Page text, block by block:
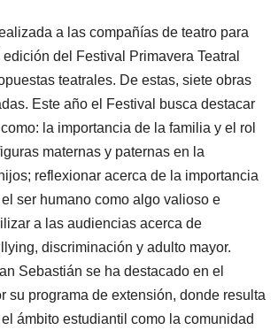
a las compañías de teatro para
del Festival Primavera Teatral
teatrales. De estas, siete obras
Este año el Festival busca destacar
la importancia de la familia y el rol
maternas y paternas en la
reflexionar acerca de la importancia
ser humano como algo valioso e
a las audiencias acerca de
discriminación y adulto mayor.
Sebastián se ha destacado en el
su programa de extensión, donde resulta
ámbito estudiantil como la comunidad